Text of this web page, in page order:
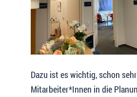
Dazu ist es wichtig, schon
Mitarbeiter*Innen in die